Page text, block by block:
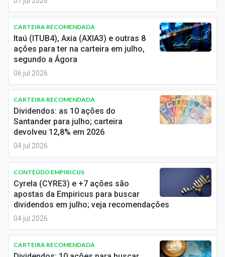
CARTEIRA RECOMENDADA
Itaú (ITUB4), Axia (AXIA3) e outras 8
ações para ter na carteira em julho,
segundo a Ágora
06 jul 2026
CARTEIRA RECOMENDADA
Dividendos: as 10 ações do
Santander para julho; carteira
devolveu 12,8% em 2026
04 jul 2026
CONTEÚDO EMPIRICUS
Cyrela (CYRE3) e +7 ações são
apostas da Empiricus para buscar
dividendos em julho; veja recomendações
04 jul 2026
CARTEIRA RECOMENDADA